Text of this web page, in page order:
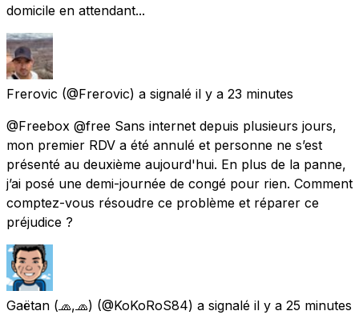
domicile en attendant...
Frerovic (@Frerovic) a signalé il y a 23 minutes
@Freebox @free Sans internet depuis plusieurs jours,
mon premier RDV a été annulé et personne ne s’est
présenté au deuxième aujourd'hui. En plus de la panne,
j’ai posé une demi-journée de congé pour rien. Comment
comptez-vous résoudre ce problème et réparer ce
préjudice ?
Gaëtan (🧢,🧢) (@KoKoRoS84) a signalé il y a 25 minutes